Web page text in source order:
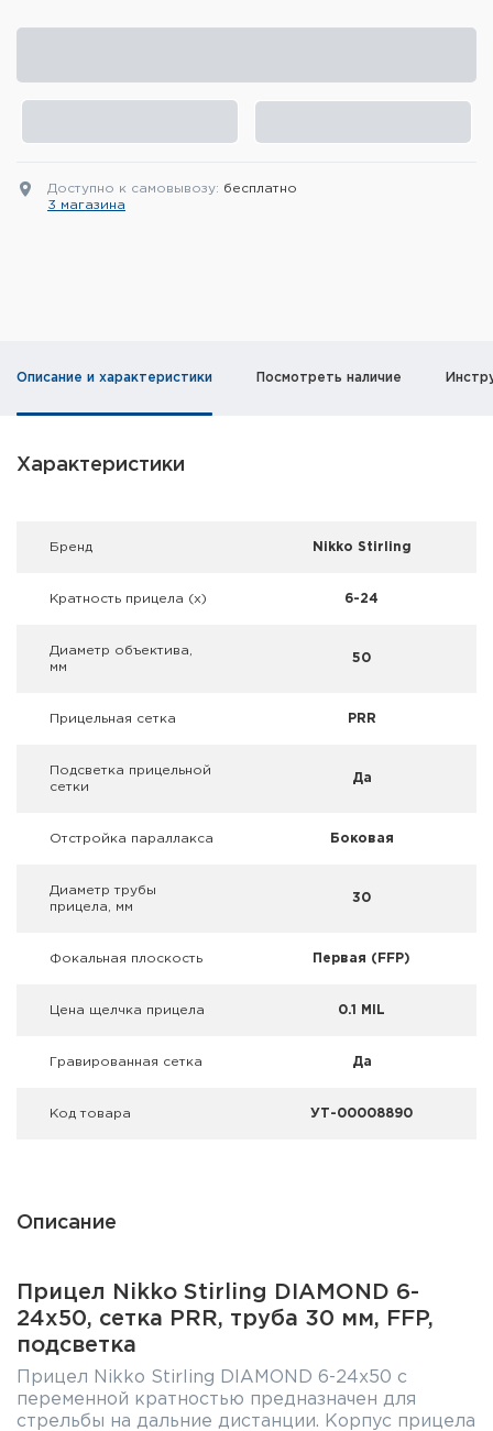
Ремни, патронташи и подсумки
Туристическое снаряжение
Оружейные шкафы и сейфы
Чехлы и кейсы
Релоадинг
Доступно к самовывозу: бесплатно
3 магазина
Описание и характеристики Посмотреть наличие
Характеристики
Брeнд Nikko Stirling
Кратность прицела (х) 6-24
Диаметр объектива,
мм
50
Прицельная сетка PRR
Подсветка прицельной
сетки
Да
Отстройка параллакса Боковая
Диаметр трубы
прицела, мм
30
Фокальная плоскость Первая (FFP)
Цена щелчка прицела 0.1 MIL
Гравированная сетка Да
Код товара УТ-00008890
Описание
Прицел Nikko Stirling DIAMOND 6-
24х50, сетка PRR, труба 30 мм, FFP,
подсветка
Прицел Nikko Stirling DIAMOND 6-24х50 с
переменной кратностью предназначен для
стрельбы на дальние дистанции. Корпус прицела